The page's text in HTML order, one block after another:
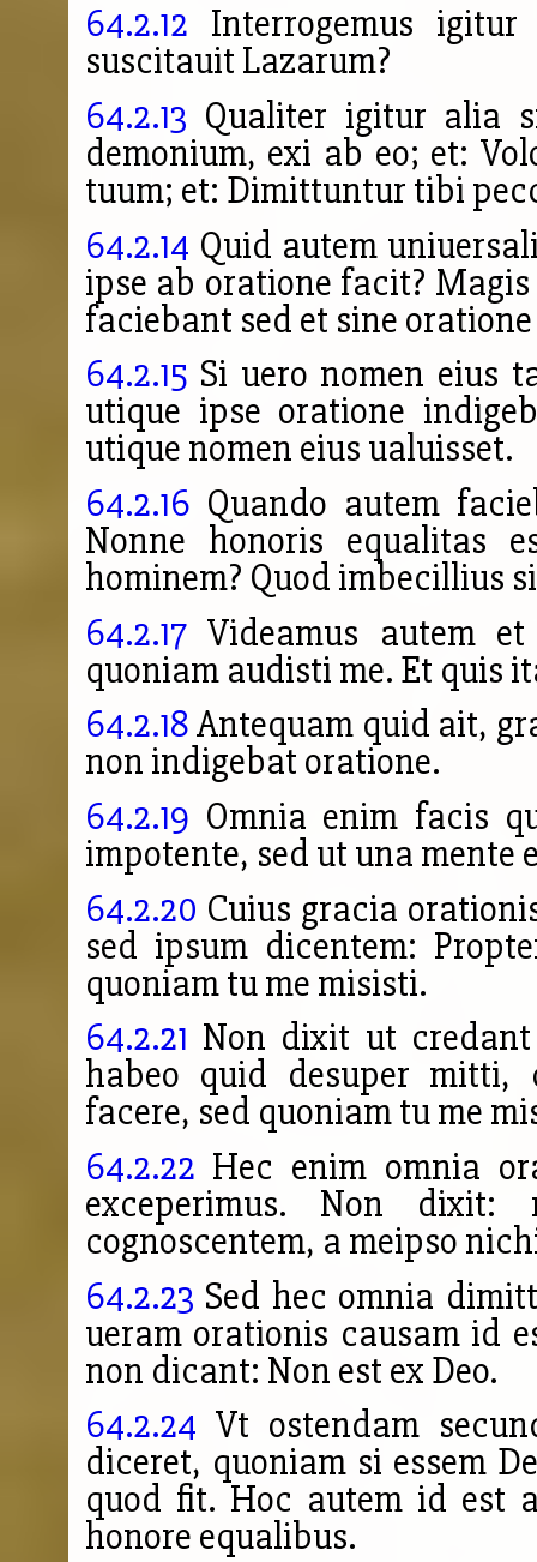
64.2.12 Interrogemus
suscitauit Lazarum?
64.2.13 Qualiter igitur alia
demonium, exi ab eo; et:
tuum; et: Dimittuntur tibi
64.2.14 Quid autem
ipse ab oratione facit?
faciebant sed et sine
64.2.15 Si uero nomen eius
utique ipse oratione
utique nomen eius ualuisset.
64.2.16 Quando autem
Nonne honoris equalitas
hominem? Quod imbecillius
64.2.17Videamus autem
quoniam audisti me. Et quis
64.2.18Antequam quid ait,
non indigebat oratione.
64.2.19 Omnia enim facis
impotente, sed ut una mente
64.2.20 Cuius gracia
sed ipsum dicentem:
quoniam tu me misisti.
64.2.21 Non dixit ut
habeo quid desuper mitti,
facere, sed quoniam tu me
64.2.22 Hec enim omnia
exceperimus. Non dixit:
cognoscentem, a meipso
64.2.23 Sed hec omnia
ueram orationis causam id
non dicant: Non est ex Deo.
64.2.24 Vt ostendam
diceret, quoniam si essem
quod fit. Hoc autem id est
honore equalibus.